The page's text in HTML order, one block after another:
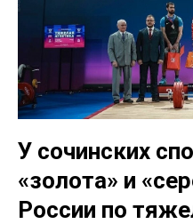
У сочинских
«золота» и
России по